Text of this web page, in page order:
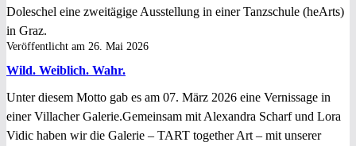
Doleschel eine zweitägige Ausstellung in einer Tanzschule (heArts)
in Graz.
Veröffentlicht am 26. Mai 2026
Wild. Weiblich. Wahr.
Unter diesem Motto gab es am 07. März 2026 eine Vernissage in
einer Villacher Galerie.Gemeinsam mit Alexandra Scharf und Lora
Vidic haben wir die Galerie – TART together Art – mit unserer